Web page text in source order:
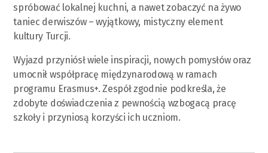
spróbować lokalnej kuchni, a nawet zobaczyć na żywo
taniec derwiszów – wyjątkowy, mistyczny element
kultury Turcji.
Wyjazd przyniósł wiele inspiracji, nowych pomysłów oraz
umocnił współpracę międzynarodową w ramach
programu Erasmus+. Zespół zgodnie podkreśla, że
zdobyte doświadczenia z pewnością wzbogacą pracę
szkoły i przyniosą korzyści ich uczniom.